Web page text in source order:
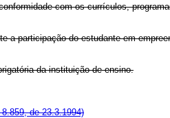
com os currículos,
a participação do estudante em
da instituição de ensino.
de 23.3.1994)